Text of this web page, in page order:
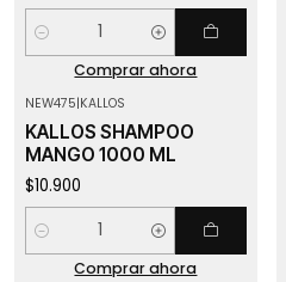
Cantidad
Comprar ahora
NEW475|KALLOS
KALLOS SHAMPOO
MANGO 1000 ML
$10.900
Cantidad
Comprar ahora